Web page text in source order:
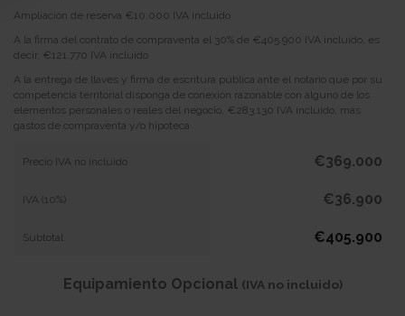
Ampliación de reserva €10.000 IVA incluido
A la firma del contrato de compraventa el 30% de €405.900 IVA incluido, es
decir, €121.770 IVA incluido
A la entrega de llaves y firma de escritura pública ante el notario que por su
competencia territorial disponga de conexión razonable con alguno de los
elementos personales o reales del negocio, €283.130 IVA incluido, más
gastos de compraventa y/o hipoteca
Precio IVA no incluido €369.000
IVA (10%) €36.900
Subtotal €405.900
Equipamiento Opcional (IVA no incluido)